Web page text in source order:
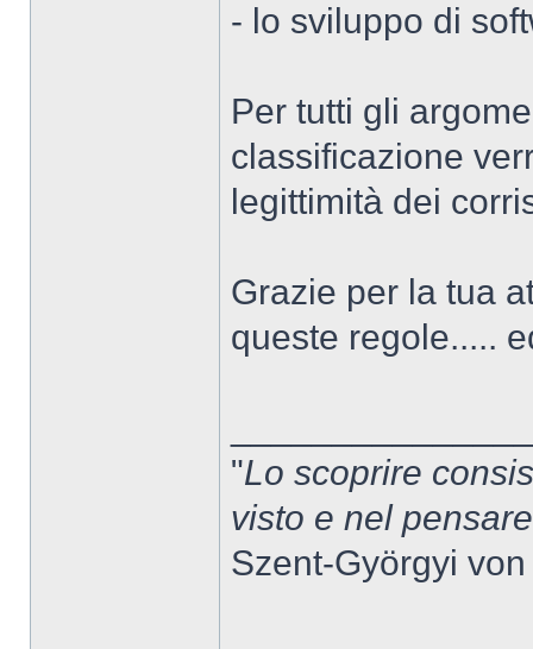
- lo sviluppo di
Per tutti gli
classificazione
legittimità dei
Grazie per la tua
queste regole.....
"Lo scoprire
visto e nel
Szent-Györgyi